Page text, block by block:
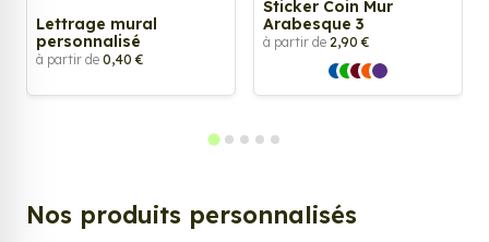
Lettrage mural
personnalisé
à partir de 0,40 €
Sticker Coin Mur
Arabesque 3
à partir de 2,90 €
Nos produits personnalisés